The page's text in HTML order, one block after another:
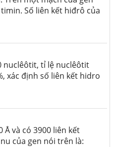
Số liên kết hiđrô của
nuclêôtit, tỉ lệ nuclêôtit
xác định số liên kết hidro
Å và có 3900 liên kết
của gen nói trên là: